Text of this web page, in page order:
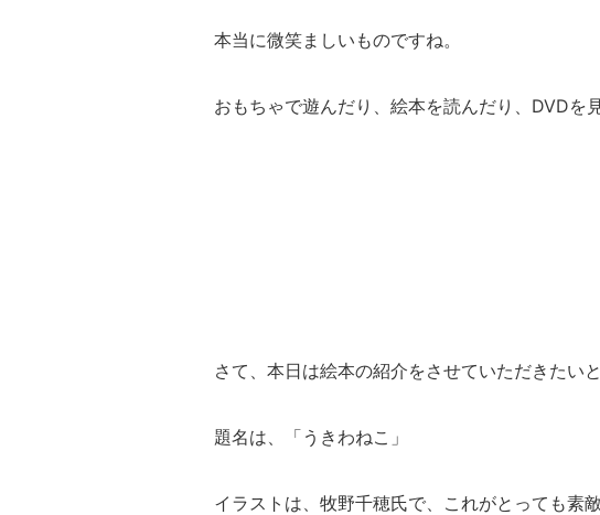
本当に微笑ましいものですね。
おもちゃで遊んだり、絵本を読んだり、DVDを
さて、本日は絵本の紹介をさせていただきたいと
題名は、「うきわねこ」
イラストは、牧野千穂氏で、これがとっても素敵